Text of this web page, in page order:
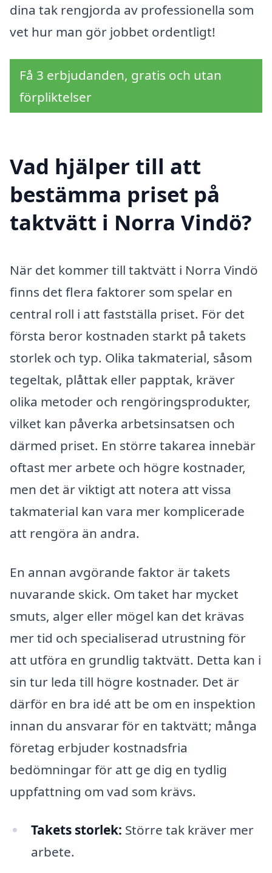
dina tak rengjorda av professionella som
vet hur man gör jobbet ordentligt!
Få 3 erbjudanden, gratis och utan
förpliktelser
Vad hjälper till att
bestämma priset på
taktvätt i Norra Vindö?
När det kommer till taktvätt i Norra Vindö
finns det flera faktorer som spelar en
central roll i att fastställa priset. För det
första beror kostnaden starkt på takets
storlek och typ. Olika takmaterial, såsom
tegeltak, plåttak eller papptak, kräver
olika metoder och rengöringsprodukter,
vilket kan påverka arbetsinsatsen och
därmed priset. En större takarea innebär
oftast mer arbete och högre kostnader,
men det är viktigt att notera att vissa
takmaterial kan vara mer komplicerade
att rengöra än andra.
En annan avgörande faktor är takets
nuvarande skick. Om taket har mycket
smuts, alger eller mögel kan det krävas
mer tid och specialiserad utrustning för
att utföra en grundlig taktvätt. Detta kan i
sin tur leda till högre kostnader. Det är
därför en bra idé att be om en inspektion
innan du ansvarar för en taktvätt; många
företag erbjuder kostnadsfria
bedömningar för att ge dig en tydlig
uppfattning om vad som krävs.
Takets storlek: Större tak kräver mer
arbete.